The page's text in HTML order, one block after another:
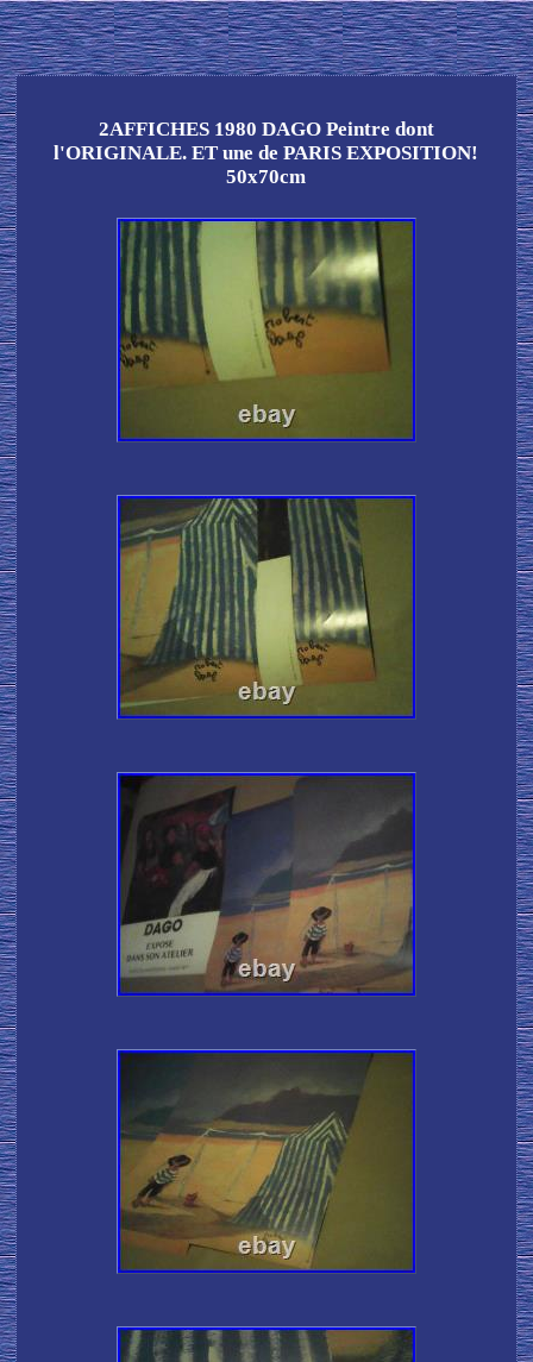
2AFFICHES 1980 DAGO Peintre dont
l'ORIGINALE. ET une de PARIS EXPOSITION!
50x70cm